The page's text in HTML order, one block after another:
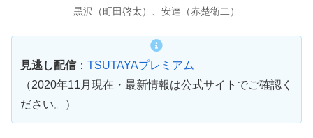
黒沢（町田啓太）、安達（赤楚衛二）
見逃し配信： TSUTAYAプレミアム
（2020年11月現在・最新情報は公式サイトでご確認く
ださい。）